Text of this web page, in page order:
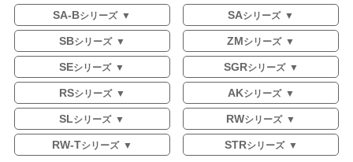
SA-Bシリーズ SAシリーズ
SBシリーズ ZMシリーズ
SEシリーズ SGRシリーズ
RSシリーズ AKシリーズ
SLシリーズ RWシリーズ
RW-Tシリーズ STRシリーズ